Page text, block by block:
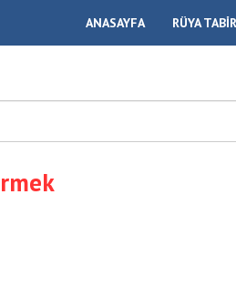
ANASAYFA RÜYA